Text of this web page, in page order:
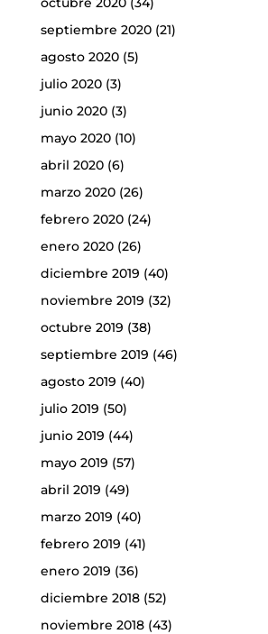
septiembre 2020(21)
agosto 2020(5)
julio 2020(3)
junio 2020(3)
mayo 2020(10)
abril 2020(6)
marzo 2020(26)
febrero 2020(24)
enero 2020(26)
diciembre 2019 (40)
noviembre 2019 (32)
octubre 2019 (38)
septiembre 2019 (46)
agosto 2019 (40)
julio 2019 (50)
junio 2019 (44)
mayo 2019 (57)
abril 2019 (49)
marzo 2019 (40)
febrero 2019 (41)
enero 2019 (36)
diciembre 2018(52)
noviembre 2018(43)